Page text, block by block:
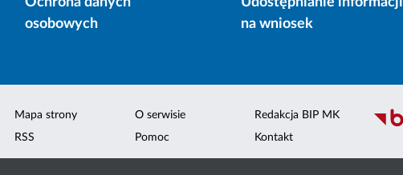
osobowych
na wniosek
Mapa strony
RSS
O serwisie
Pomoc
Redakcja BIP MK
Kontakt